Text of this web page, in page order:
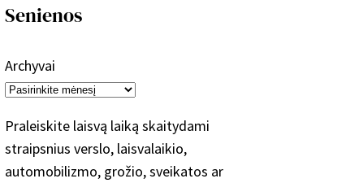
Senienos
Archyvai
Praleiskite laisvą laiką skaitydami
straipsnius verslo, laisvalaikio,
automobilizmo, grožio, sveikatos ar